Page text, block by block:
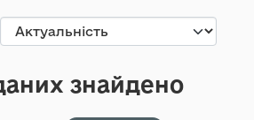
знайдено